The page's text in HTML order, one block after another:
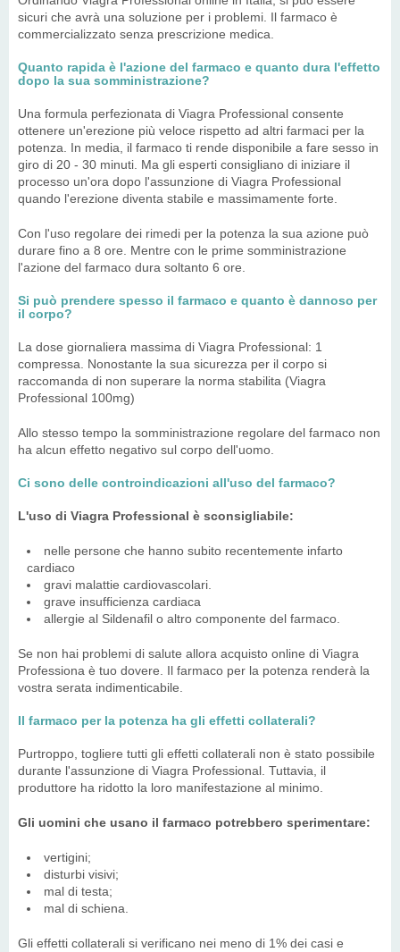
sicuri che avrà una soluzione per i problemi. Il farmaco è
commercializzato senza prescrizione medica.
Quanto rapida è l'azione del farmaco e quanto dura l'effetto
dopo la sua somministrazione?
Una formula perfezionata di Viagra Professional consente
ottenere un'erezione più veloce rispetto ad altri farmaci per la
potenza. In media, il farmaco ti rende disponibile a fare sesso in
giro di 20 - 30 minuti. Ma gli esperti consigliano di iniziare il
processo un'ora dopo l'assunzione di Viagra Professional
quando l'erezione diventa stabile e massimamente forte.
Con l'uso regolare dei rimedi per la potenza la sua azione può
durare fino a 8 ore. Mentre con le prime somministrazione
l'azione del farmaco dura soltanto 6 ore.
Si può prendere spesso il farmaco e quanto è dannoso per
il corpo?
La dose giornaliera massima di Viagra Professional: 1
compressa. Nonostante la sua sicurezza per il corpo si
raccomanda di non superare la norma stabilita (Viagra
Professional 100mg)
Allo stesso tempo la somministrazione regolare del farmaco non
ha alcun effetto negativo sul corpo dell'uomo.
Ci sono delle controindicazioni all'uso del farmaco?
L'uso di Viagra Professional è sconsigliabile:
nelle persone che hanno subito recentemente infarto
cardiaco
gravi malattie cardiovascolari.
grave insufficienza cardiaca
allergie al Sildenafil o altro componente del farmaco.
Se non hai problemi di salute allora acquisto online di Viagra
Professiona è tuo dovere. Il farmaco per la potenza renderà la
vostra serata indimenticabile.
Il farmaco per la potenza ha gli effetti collaterali?
Purtroppo, togliere tutti gli effetti collaterali non è stato possibile
durante l'assunzione di Viagra Professional. Tuttavia, il
produttore ha ridotto la loro manifestazione al minimo.
Gli uomini che usano il farmaco potrebbero sperimentare:
vertigini;
disturbi visivi;
mal di testa;
mal di schiena.
Gli effetti collaterali si verificano nei meno di 1% dei casi e